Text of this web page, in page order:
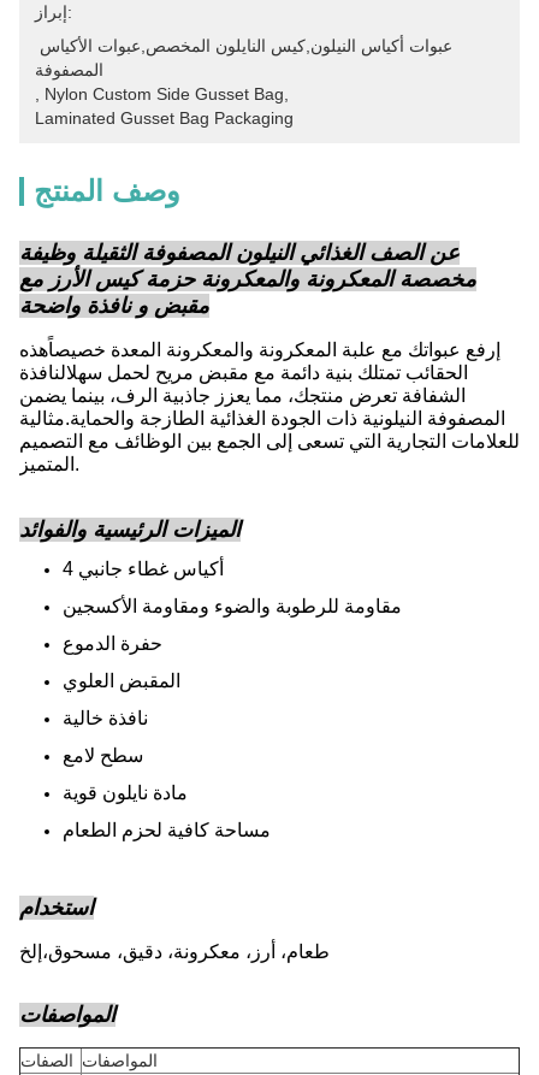
إبراز:
المصفوفة
Nylon Custom Side Gusset Bag
Laminated Gusset Bag Packaging
وصف المنتج
عن الصف الغذائي النيلون المصفوفة الثقيلة وظيفة
مخصصة المعكرونة والمعكرونة حزمة كيس الأرز مع
مقبض و نافذة واضحة
إرفع عبواتك مع علبة المعكرونة والمعكرونة المعدة خصيصاًهذه
الحقائب تمتلك بنية دائمة مع مقبض مريح لحمل سهلالنافذة
الشفافة تعرض منتجك، مما يعزز جاذبية الرف، بينما يضمن
المصفوفة النيلونية ذات الجودة الغذائية الطازجة والحماية.مثالية
للعلامات التجارية التي تسعى إلى الجمع بين الوظائف مع التصميم
المتميز.
الميزات الرئيسية والفوائد
4 أكياس غطاء جانبي
مقاومة للرطوبة والضوء ومقاومة الأكسجين
حفرة الدموع
المقبض العلوي
نافذة خالية
سطح لامع
مادة نايلون قوية
مساحة كافية لحزم الطعام
استخدام
طعام، أرز، معكرونة، دقيق، مسحوق، إلخ
المواصفات
الصفات المواصفات